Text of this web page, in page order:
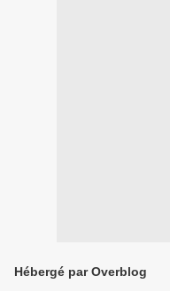
Hébergé par Overblog